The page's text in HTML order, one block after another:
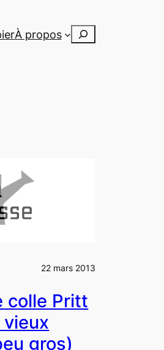
À propos Rechercher
22 mars 2013
colle Pritt
vieux
gros)